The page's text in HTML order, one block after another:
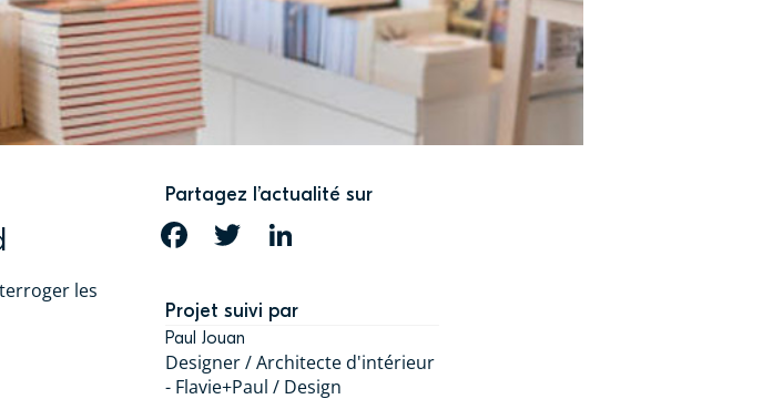
les
Projet suivi par
Paul Jouan
Designer / Architecte d'intérieur
- Flavie+Paul / Design
Partagez l’actualité sur
FACEBOOKTWITTER